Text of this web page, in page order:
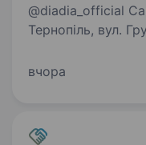
@diadia_official
Тернопіль, вул.
бренд родом із
вчора